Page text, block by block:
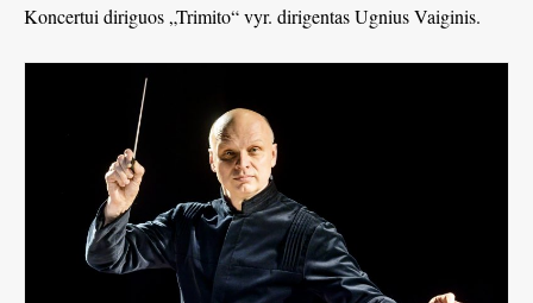
Koncertui diriguos „Trimito“ vyr. dirigentas Ugnius Vaiginis.